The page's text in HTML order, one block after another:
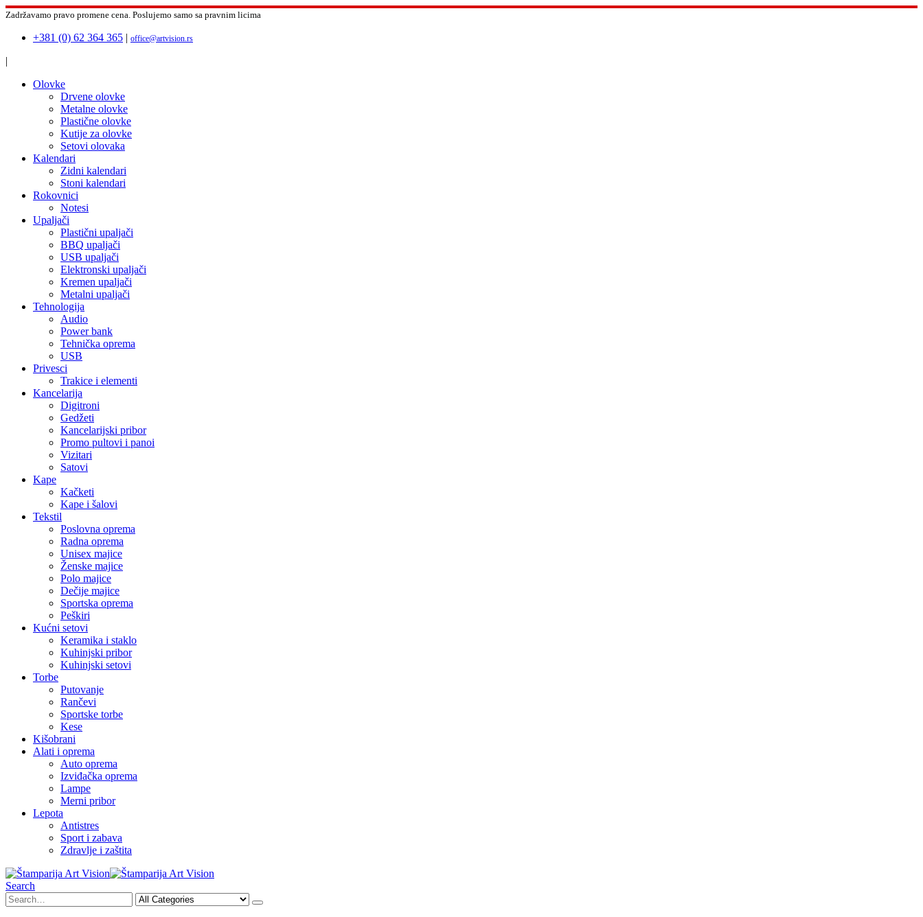
Zadržavamo pravo promene cena. Poslujemo samo sa pravnim licima
+381 (0) 62 364 365 | office@artvision.rs
|
Olovke
Drvene olovke
Metalne olovke
Plastične olovke
Kutije za olovke
Setovi olovaka
Kalendari
Zidni kalendari
Stoni kalendari
Rokovnici
Notesi
Upaljači
Plastični upaljači
BBQ upaljači
USB upaljači
Elektronski upaljači
Kremen upaljači
Metalni upaljači
Tehnologija
Audio
Power bank
Tehnička oprema
USB
Privesci
Trakice i elementi
Kancelarija
Digitroni
Gedžeti
Kancelarijski pribor
Promo pultovi i panoi
Vizitari
Satovi
Kape
Kačketi
Kape i šalovi
Tekstil
Poslovna oprema
Radna oprema
Unisex majice
Ženske majice
Polo majice
Dečije majice
Sportska oprema
Peškiri
Kućni setovi
Keramika i staklo
Kuhinjski pribor
Kuhinjski setovi
Torbe
Putovanje
Rančevi
Sportske torbe
Kese
Kišobrani
Alati i oprema
Auto oprema
Izviđačka oprema
Lampe
Merni pribor
Lepota
Antistres
Sport i zabava
Zdravlje i zaštita
Search